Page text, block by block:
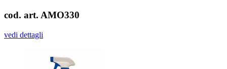
cod. art. AMO330
vedi dettagli